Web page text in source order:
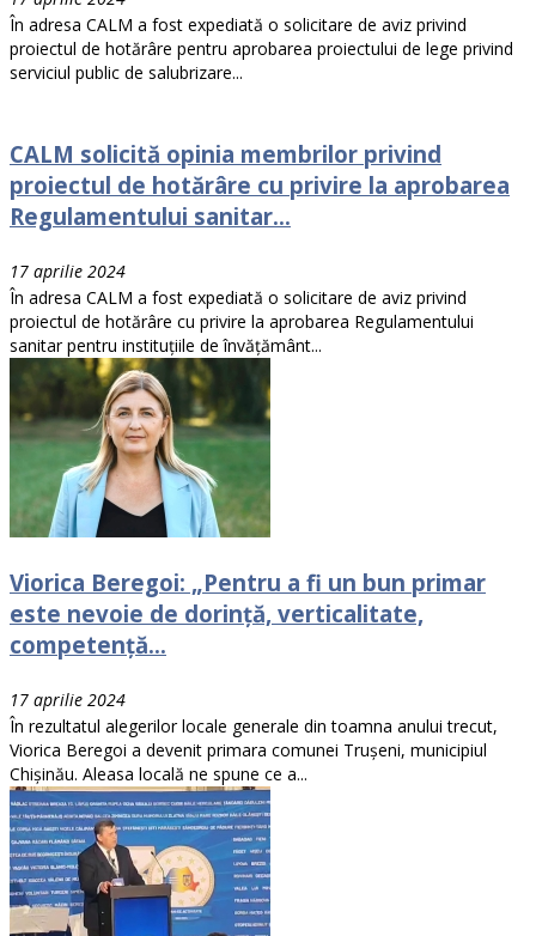
În adresa CALM a fost expediată o solicitare de aviz privind
proiectul de hotărâre pentru aprobarea proiectului de lege privind
serviciul public de salubrizare...
CALM solicită opinia membrilor privind
proiectul de hotărâre cu privire la aprobarea
Regulamentului sanitar...
17 aprilie 2024
În adresa CALM a fost expediată o solicitare de aviz privind
proiectul de hotărâre cu privire la aprobarea Regulamentului
sanitar pentru instituțiile de învățământ...
Viorica Beregoi: „Pentru a fi un bun primar
este nevoie de dorință, verticalitate,
competență...
17 aprilie 2024
În rezultatul alegerilor locale generale din toamna anului trecut,
Viorica Beregoi a devenit primara comunei Trușeni, municipiul
Chișinău. Aleasa locală ne spune ce a...